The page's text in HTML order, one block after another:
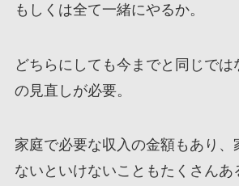
もしくは全て一緒にやるか。
どちらにしても今までと同じでは
の見直しが必要。
家庭で必要な収入の金額もあり、
ないといけないこともたくさんあ